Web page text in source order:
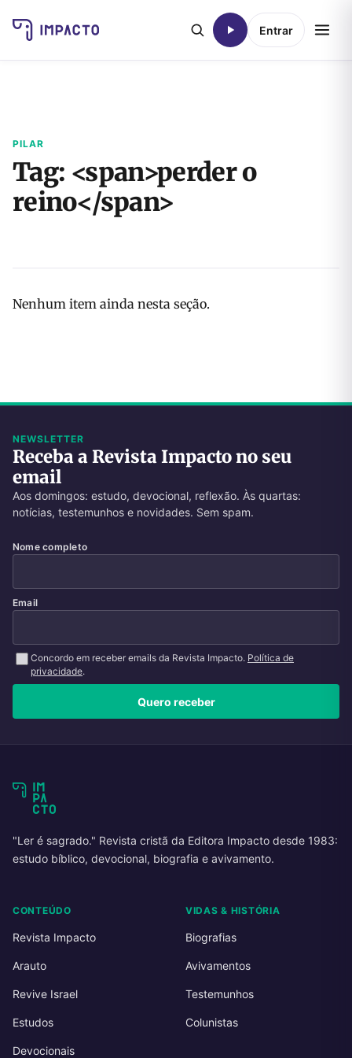
Entrar
PILAR
Tag: <span>perder o
reino</span>
Nenhum item ainda nesta seção.
NEWSLETTER
Receba a Revista Impacto no seu
email
Aos domingos: estudo, devocional, reflexão. Às quartas:
notícias, testemunhos e novidades. Sem spam.
Nome completo
Email
Concordo em receber emails da Revista Impacto. Política de
privacidade.
Quero receber
"Ler é sagrado." Revista cristã da Editora Impacto desde 1983:
estudo bíblico, devocional, biografia e avivamento.
CONTEÚDO
Revista Impacto
Arauto
Revive Israel
Estudos
Devocionais
VIDAS & HISTÓRIA
Biografias
Avivamentos
Testemunhos
Colunistas